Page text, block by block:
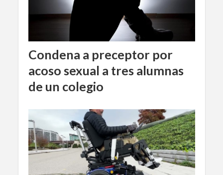
Condena a preceptor por
acoso sexual a tres alumnas
de un colegio